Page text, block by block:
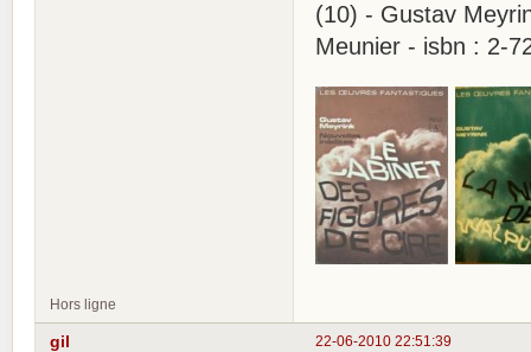
(10) - Gustav
Meunier - isbn : 2-
Hors ligne
22-06-2010 22:51:39
gil